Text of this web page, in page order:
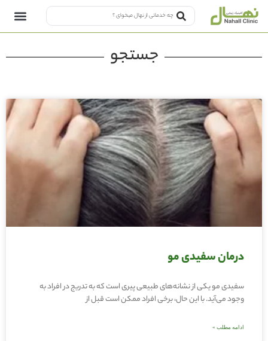
جستجو
درمان سفیدی مو
سفیدی مو یکی از نشانه‌های طبیعی پیری است که به تدریج در افراد به
وجود می‌آید. با این حال، برخی افراد ممکن است قبل از
ادامه مطلب »